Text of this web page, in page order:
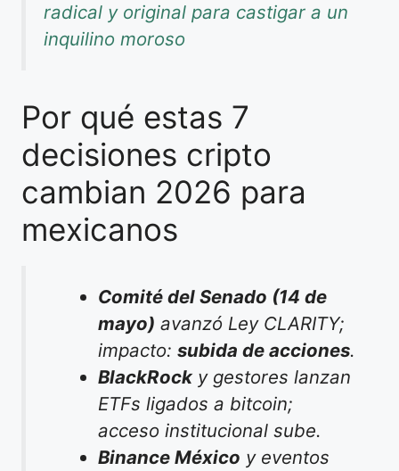
radical y original para castigar a un
inquilino moroso
Por qué estas 7
decisiones cripto
cambian 2026 para
mexicanos
Comité del Senado (14 de
mayo) avanzó Ley CLARITY;
impacto:subida de acciones.
BlackRock y gestores lanzan
ETFs ligados a bitcoin;
acceso institucional sube.
Binance México y eventos